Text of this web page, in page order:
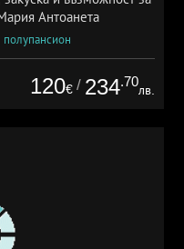
Антоанета
120€ / 234.70
лв.